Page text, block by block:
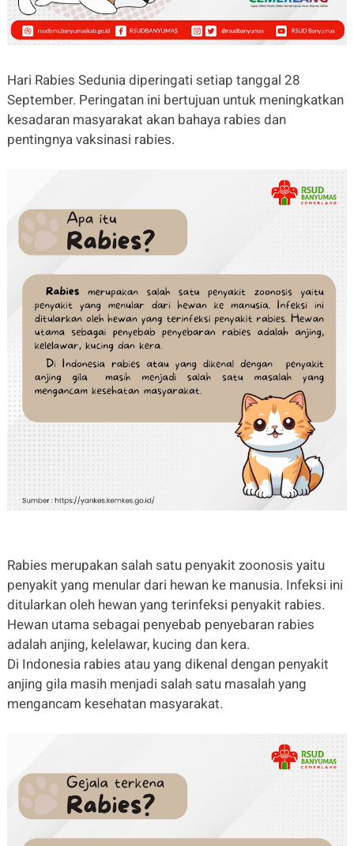
Hari Rabies Sedunia diperingati setiap tanggal 28
September. Peringatan ini bertujuan untuk meningkatkan
kesadaran masyarakat akan bahaya rabies dan
pentingnya vaksinasi rabies.
Rabies merupakan salah satu penyakit zoonosis yaitu
penyakit yang menular dari hewan ke manusia. Infeksi ini
ditularkan oleh hewan yang terinfeksi penyakit rabies.
Hewan utama sebagai penyebab penyebaran rabies
adalah anjing, kelelawar, kucing dan kera.
Di Indonesia rabies atau yang dikenal dengan penyakit
anjing gila masih menjadi salah satu masalah yang
mengancam kesehatan masyarakat.